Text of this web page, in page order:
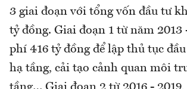
3 giai đoạn với tổng vốn đầu tư
tỷ đồng. Giai đoạn 1 từ năm 2013
phí 416 tỷ đồng để lập thủ tục
hạ tầng, cải tạo cảnh quan môi